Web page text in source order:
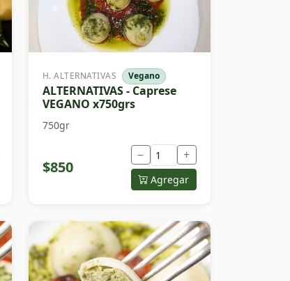
H. ALTERNATIVAS Vegano
ALTERNATIVAS - Caprese
VEGANO x750grs
750gr
$850
− +
Agregar